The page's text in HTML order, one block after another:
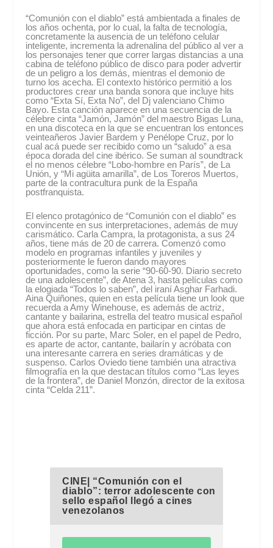
“Comunión con el diablo” está ambientada a finales de
los años ochenta, por lo cual, la falta de tecnología,
concretamente la ausencia de un teléfono celular
inteligente, incrementa la adrenalina del público al ver a
los personajes tener que correr largas distancias a una
cabina de teléfono público de disco para poder advertir
de un peligro a los demás, mientras el demonio de
turno los acecha. El contexto histórico permitió a los
productores crear una banda sonora que incluye hits
como “Exta Sí, Exta No”, del Dj valenciano Chimo
Bayo. Esta canción aparece en una secuencia de la
célebre cinta “Jamón, Jamón” del maestro Bigas Luna,
en una discoteca en la que se encuentran los entonces
veinteañeros Javier Bardem y Penélope Cruz, por lo
cual acá puede ser recibido como un “saludo” a esa
época dorada del cine ibérico. Se suman al soundtrack
el no menos célebre “Lobo-hombre en París”, de La
Unión, y “Mi agüita amarilla”, de Los Toreros Muertos,
parte de la contracultura punk de la España
postfranquista.
El elenco protagónico de “Comunión con el diablo” es
convincente en sus interpretaciones, además de muy
carismático. Carla Campra, la protagonista, a sus 24
años, tiene más de 20 de carrera. Comenzó como
modelo en programas infantiles y juveniles y
posteriormente le fueron dando mayores
oportunidades, como la serie “90-60-90. Diario secreto
de una adolescente”, de Atena 3, hasta películas como
la elogiada “Todos lo saben”, del iraní Asghar Farhadi.
Aina Quiñones, quien en esta película tiene un look que
recuerda a Amy Winehouse, es además de actriz,
cantante y bailarina, estrella del teatro musical español
que ahora está enfocada en participar en cintas de
ficción. Por su parte, Marc Soler, en el papel de Pedro,
es aparte de actor, cantante, bailarín y acróbata con
una interesante carrera en series dramáticas y de
suspenso. Carlos Oviedo tiene también una atractiva
filmografía en la que destacan títulos como “Las leyes
de la frontera”, de Daniel Monzón, director de la exitosa
cinta “Celda 211”.
CINE| “Comunión con el
diablo”: terror adolescente con
sello español llegó a cines
venezolanos